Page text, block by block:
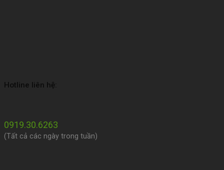
Hotline liên hệ:
0919.30.6263
(Tất cả các ngày trong tuần)